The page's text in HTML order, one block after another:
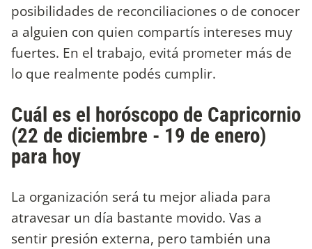
posibilidades de reconciliaciones o de conocer
a alguien con quien compartís intereses muy
fuertes. En el trabajo, evitá prometer más de
lo que realmente podés cumplir.
Cuál es el horóscopo de Capricornio
(22 de diciembre - 19 de enero)
para hoy
La organización será tu mejor aliada para
atravesar un día bastante movido. Vas a
sentir presión externa, pero también una